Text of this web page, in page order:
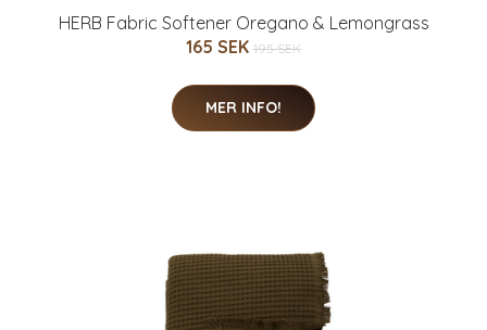
HERB Fabric Softener Oregano & Lemongrass
165 SEK 195 SEK
MER INFO!